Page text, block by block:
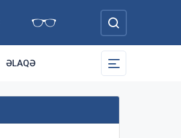
ƏLAQƏ